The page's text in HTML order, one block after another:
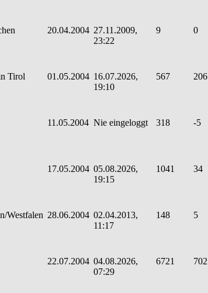
20.04.2004 27.11.2009,
23:22
9 0
Tirol 01.05.2004 16.07.2026,
19:10
567 206
11.05.2004 Nie eingeloggt 318 -5
17.05.2004 05.08.2026,
19:15
1041 34
Westfalen 28.06.2004 02.04.2013,
11:17
148 5
22.07.2004 04.08.2026,
07:29
6721 702